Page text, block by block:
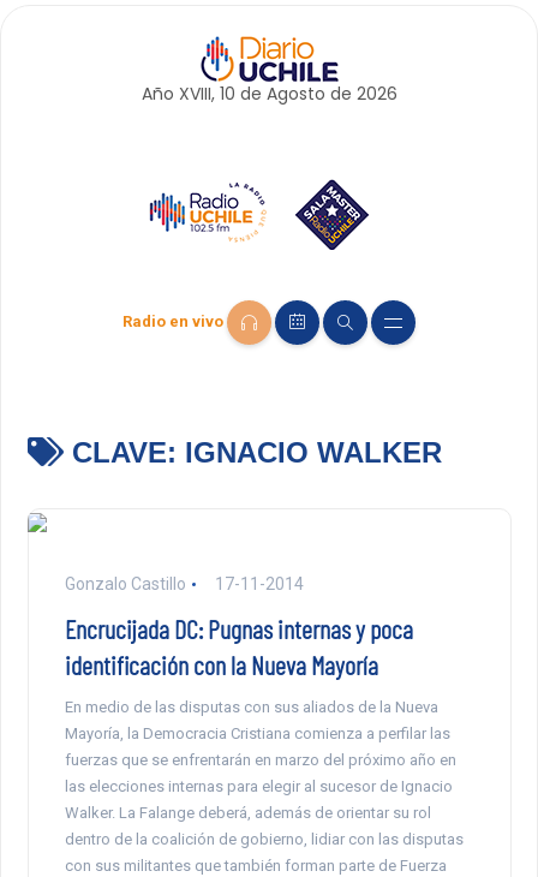
Año XVIII, 10 de Agosto de 2026
Radio en vivo
CLAVE: IGNACIO WALKER
Gonzalo Castillo 17-11-2014
Encrucijada DC: Pugnas internas y poca
identificación con la Nueva Mayoría
En medio de las disputas con sus aliados de la Nueva
Mayoría, la Democracia Cristiana comienza a perfilar las
fuerzas que se enfrentarán en marzo del próximo año en
las elecciones internas para elegir al sucesor de Ignacio
Walker. La Falange deberá, además de orientar su rol
dentro de la coalición de gobierno, lidiar con las disputas
con sus militantes que también forman parte de Fuerza